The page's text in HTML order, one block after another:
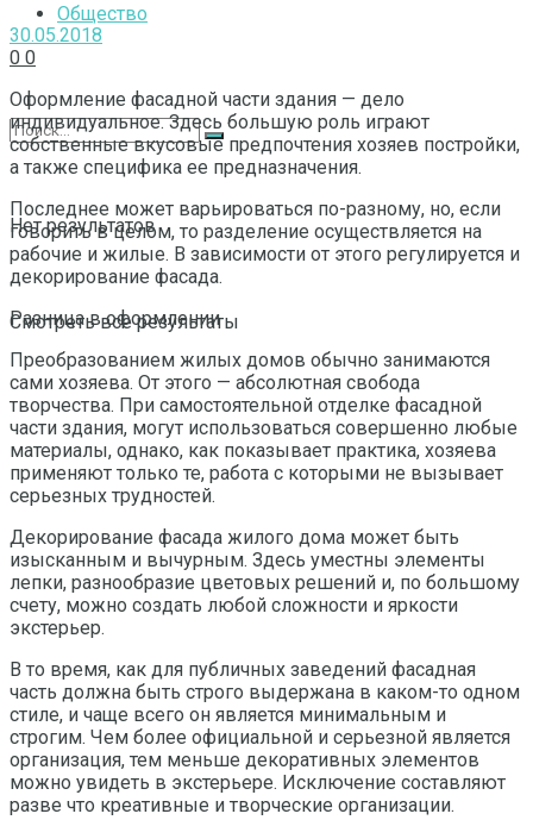
Общество
Нет результатов
Смотреть все результаты
30.05.2018
0 0
Оформление фасадной части здания — дело
индивидуальное. Здесь большую роль играют
собственные вкусовые предпочтения хозяев постройки,
а также специфика ее предназначения.
Последнее может варьироваться по-разному, но, если
говорить в целом, то разделение осуществляется на
рабочие и жилые. В зависимости от этого регулируется и
декорирование фасада.
Разница в оформлении
Преобразованием жилых домов обычно занимаются
сами хозяева. От этого — абсолютная свобода
творчества. При самостоятельной отделке фасадной
части здания, могут использоваться совершенно любые
материалы, однако, как показывает практика, хозяева
применяют только те, работа с которыми не вызывает
серьезных трудностей.
Декорирование фасада жилого дома может быть
изысканным и вычурным. Здесь уместны элементы
лепки, разнообразие цветовых решений и, по большому
счету, можно создать любой сложности и яркости
экстерьер.
В то время, как для публичных заведений фасадная
часть должна быть строго выдержана в каком-то одном
стиле, и чаще всего он является минимальным и
строгим. Чем более официальной и серьезной является
организация, тем меньше декоративных элементов
можно увидеть в экстерьере. Исключение составляют
разве что креативные и творческие организации.